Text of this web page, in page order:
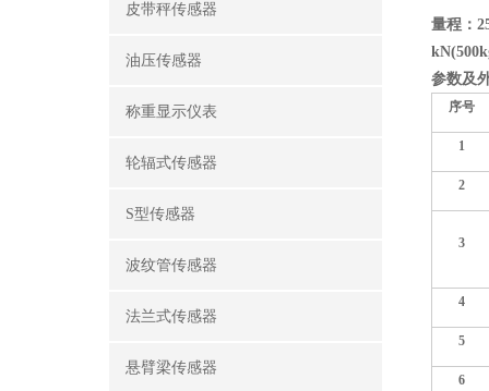
皮带秤传感器
油压传感器
称重显示仪表
轮辐式传感器
S型传感器
波纹管传感器
法兰式传感器
悬臂梁传感器
量程：
参数及
序号
1
2
3
4
5
6